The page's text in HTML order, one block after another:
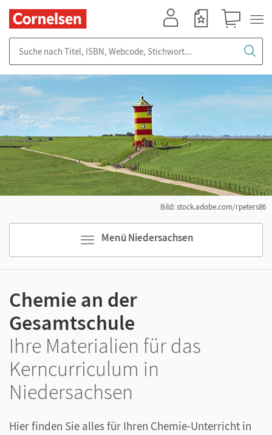
Menü Niedersachsen
Bild: stock.adobe.com/rpeters86
Chemie an der
Gesamtschule
Ihre Materialien für das
Kerncurriculum in
Niedersachsen
Hier finden Sie alles für Ihren Chemie-Unterricht in